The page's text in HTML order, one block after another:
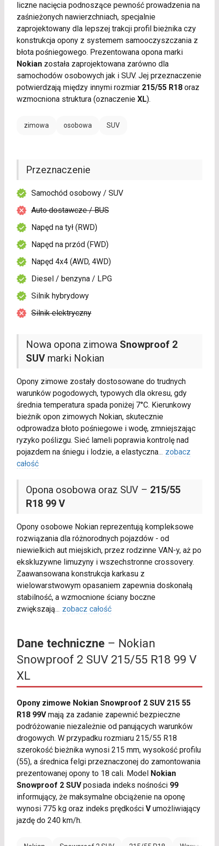
liczne nacięcia podnoszące pewność prowadzenia na
zaśnieżonych nawierzchniach, specjalnie
zaprojektowany dla lepszej trakcji profil bieżnika czy
konstrukcja opony z systemem samooczyszczania z
błota pośniegowego. Prezentowana opona marki
Nokianzostała zaprojektowana zarówno dla
samochodów osobowych jak i SUV. Jej przeznaczenie
potwierdzają między innymi rozmiar 215/55 R18oraz
wzmocniona struktura (oznaczenie XL).
zimowa osobowa SUV
Nowa opona zimowa Snowproof 2
SUVmarki Nokian
Opony zimowe zostały dostosowane do trudnych
warunków pogodowych, typowych dla okresu, gdy
średnia temperatura spada poniżej 7°C. Kierunkowy
bieżnik opon zimowych Nokian, skutecznie
odprowadza błoto pośniegowe i wodę, zmniejszając
ryzyko poślizgu. Sieć lameli poprawia kontrolę nad
pojazdem na śniegu i lodzie, a elastyczna... zobacz
całość
Opona osobowa oraz SUV – 215/55
R18 99 V
Opony osobowe Nokian reprezentują kompleksowe
rozwiązania dla różnorodnych pojazdów - od
niewielkich aut miejskich, przez rodzinne VAN-y, aż po
ekskluzywne limuzyny i wszechstronne crossovery.
Zaawansowana konstrukcja karkasu z
wielowarstwowym opasaniem zapewnia doskonałą
stabilność, a wzmocnione ściany boczne
zwiększają... zobacz całość
Przeznaczenie
Samochód osobowy / SUV
Auto dostawcze / BUS
Napęd na tył (RWD)
Napęd na przód (FWD)
Napęd 4x4 (AWD, 4WD)
Diesel / benzyna / LPG
Silnik hybrydowy
Silnik elektryczny
Dane techniczne– Nokian
Snowproof 2 SUV 215/55 R18 99 V
XL
Opony zimowe Nokian Snowproof 2 SUV 215 55
R18 99Vmają za zadanie zapewnić bezpieczne
podróżowanie niezależnie od panujących warunków
drogowych. W przypadku rozmiaru 215/55 R18
szerokość bieżnika wynosi 215 mm, wysokość profilu
(55), a średnica felgi przeznaczonej do zamontowania
prezentowanej opony to 18 cali. Model Nokian
Snowproof 2 SUVposiada indeks nośności 99
informujący, że maksymalne obciążenie na oponę
wynosi 775 kg oraz indeks prędkości Vumożliwiający
jazdę do 240 km/h.